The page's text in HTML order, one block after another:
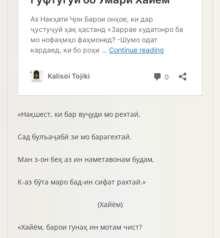
«Нақшест, ки бар вуҷуди мо рехтаӣ,
Сад булъаҷабӣ зи мо барагехтаӣ.
Ман з-он беҳ аз ин наметавонам будам,
К-аз бӯта маро бад-ин сифат рахтаӣ.»
(Хайём)
«Хайём, барои гунаҳ ин мотам чист?